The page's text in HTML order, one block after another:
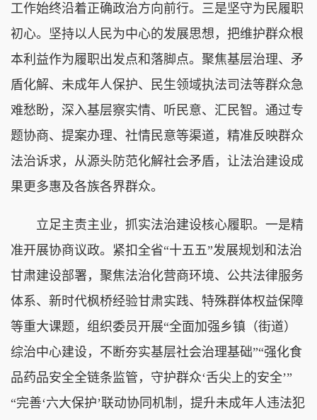
工作始终沿着正确政治方向前行。三是坚守为民履职
初心。坚持以人民为中心的发展思想，把维护群众根
本利益作为履职出发点和落脚点。聚焦基层治理、矛
盾化解、未成年人保护、民生领域执法司法等群众急
难愁盼，深入基层察实情、听民意、汇民智。通过专
题协商、提案办理、社情民意等渠道，精准反映群众
法治诉求，从源头防范化解社会矛盾，让法治建设成
果更多惠及各族各界群众。
立足主责主业，抓实法治建设核心履职。一是精
准开展协商议政。紧扣全省“十五五”发展规划和法治
甘肃建设部署，聚焦法治化营商环境、公共法律服务
体系、新时代枫桥经验甘肃实践、特殊群体权益保障
等重大课题，组织委员开展“全面加强乡镇（街道）
综治中心建设，不断夯实基层社会治理基础”“强化食
品药品安全全链条监管，守护群众‘舌尖上的安全’”
“完善‘六大保护’联动协同机制，提升未成年人违法犯